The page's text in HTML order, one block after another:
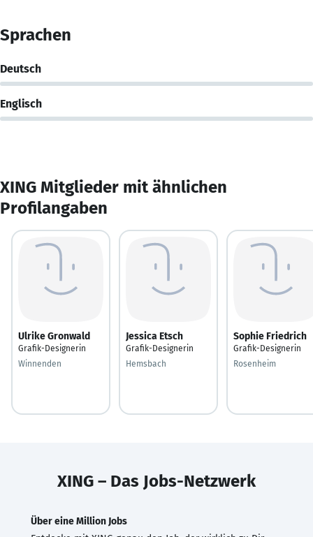
Sprachen
Deutsch
Englisch
XING Mitglieder mit ähnlichen
Profilangaben
Ulrike Gronwald
Grafik-Designerin
Winnenden
Jessica Etsch
Grafik-Designerin
Hemsbach
Sophie Friedrich
Grafik-Designerin
Rosenheim
XING – Das Jobs-Netzwerk
Über eine Million Jobs